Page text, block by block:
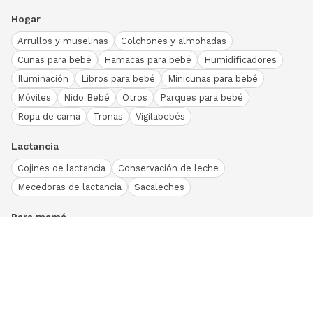
Hogar
Arrullos y muselinas
Colchones y almohadas
Cunas para bebé
Hamacas para bebé
Humidificadores
Iluminación
Libros para bebé
Minicunas para bebé
Móviles
Nido Bebé Otros
Parques para bebé
Ropa de cama
Tronas Vigilabebés
Lactancia
Cojines de lactancia
Conservación de leche
Mecedoras de lactancia
Sacaleches
Para mamá